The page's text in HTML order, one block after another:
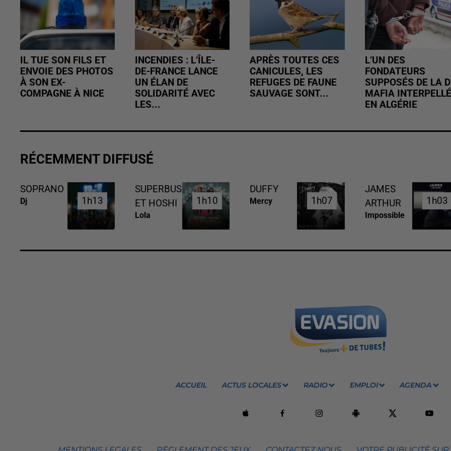
IL TUE SON FILS ET
ENVOIE DES PHOTOS
À SON EX-
COMPAGNE À NICE
INCENDIES : L’ÎLE-
DE-FRANCE LANCE
UN ÉLAN DE
SOLIDARITÉ AVEC
LES...
APRÈS TOUTES CES
CANICULES, LES
REFUGES DE FAUNE
SAUVAGE SONT...
L’UN DES
FONDATEURS
SUPPOSÉS DE LA
MAFIA INTERPELLÉ
EN ALGÉRIE
RÉCEMMENT DIFFUSÉ
SOPRANO
Dj 1h13
1h13
SUPERBUS
ET HOSHI
Lola
1h10
1h10
DUFFY
Mercy 1h07
1h07
JAMES
ARTHUR
Impossible
1h03
1h03
ACCUEIL ACTUS LOCALES RADIO EMPLOI AGENDA